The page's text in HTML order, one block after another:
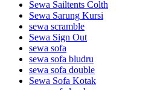
Sewa Sailtents Colth
Sewa Sarung Kursi
sewa scramble
Sewa Sign Out
sewa sofa
sewa sofa bludru
sewa sofa double
Sewa Sofa Kotak